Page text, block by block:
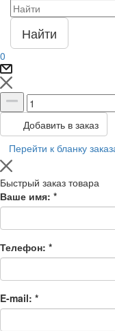
Найти
0
Добавить в заказ
Перейти к бланку
Быстрый заказ товара
Ваше имя: *
Телефон: *
E-mail: *